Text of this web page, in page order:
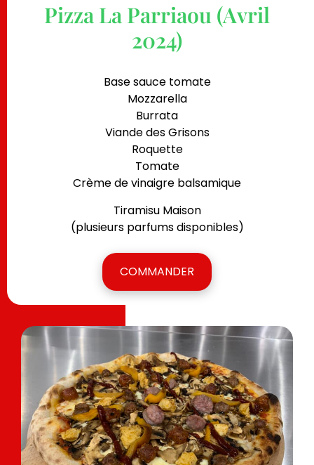
Pizza La Parriaou (Avril
2024)
Base sauce tomate
Mozzarella
Burrata
Viande des Grisons
Roquette
Tomate
Crème de vinaigre balsamique
Tiramisu Maison
(plusieurs parfums disponibles)
COMMANDER